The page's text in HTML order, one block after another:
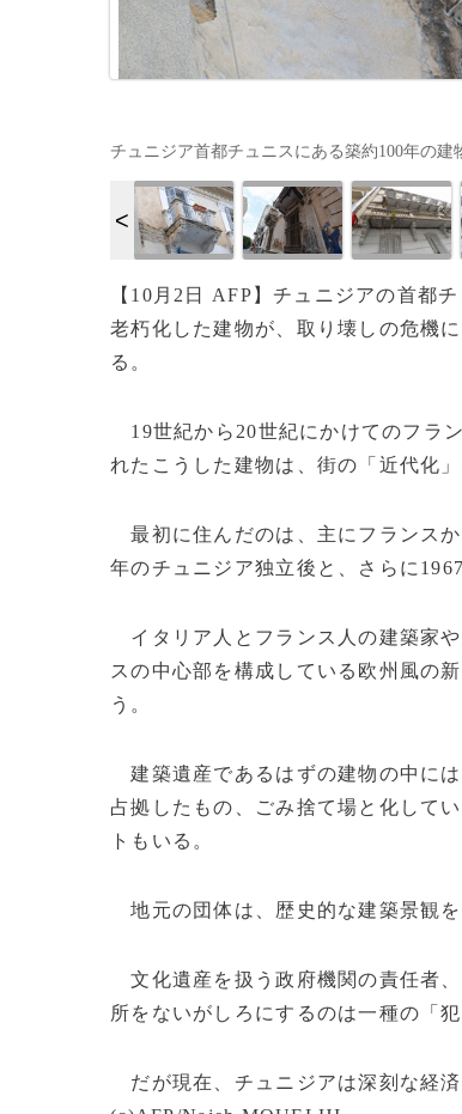
チュニジア首都チュニスにある築約100年の建
【10月2日 AFP】チュニジアの首都
老朽化した建物が、取り壊しの危機
る。
19世紀から20世紀にかけてのフラ
れたこうした建物は、街の「近代化」
最初に住んだのは、主にフランス
年のチュニジア独立後と、さらに
イタリア人とフランス人の建築家
スの中心部を構成している欧州風の
う。
建築遺産であるはずの建物の中に
占拠したもの、ごみ捨て場と化して
トもいる。
地元の団体は、歴史的な建築景観を
文化遺産を扱う政府機関の責任者
所をないがしろにするのは一種の「
だが現在、チュニジアは深刻な経